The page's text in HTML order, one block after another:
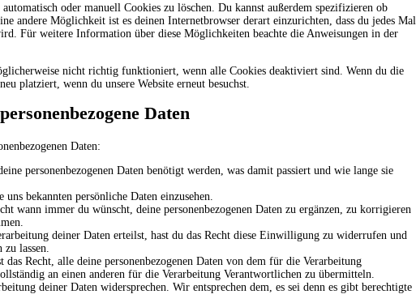
oder manuell Cookies zu löschen. Du kannst außerdem spezifizieren ob
andere Möglichkeit ist es deinen Internetbrowser derart einzurichten, dass du jedes Mal
Für weitere Information über diese Möglichkeiten beachte die Anweisungen in der
nicht richtig funktioniert, wenn alle Cookies deaktiviert sind. Wenn du die
platziert, wenn du unsere Website erneut besuchst.
Daten
Daten:
personenbezogenen Daten benötigt werden, was damit passiert und wie lange sie
bekannten persönliche Daten einzusehen.
wann immer du wünscht, deine personenbezogenen Daten zu ergänzen, zu korrigieren
deiner Daten erteilst, hast du das Recht diese Einwilligung zu widerrufen und
lassen.
Recht, alle deine personenbezogenen Daten von dem für die Verarbeitung
an einen anderen für die Verarbeitung Verantwortlichen zu übermitteln.
deiner Daten widersprechen. Wir entsprechen dem, es sei denn es gibt berechtigte